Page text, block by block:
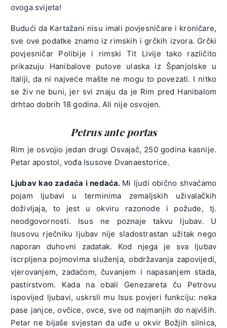
ovoga svijeta!
Budući da Kartažani nisu imali povjesničare i kroničare,
sve ove podatke znamo iz rimskih i grčkih izvora. Grčki
povjesničar Polibije i rimski Tit Livije tako različito
prikazuju Hanibalove putove ulaska iz Španjolske u
Italiji, da ni najveće mašte ne mogu to povezati. I nitko
se živ ne buni, jer svi znaju da je Rim pred Hanibalom
drhtao dobrih 18 godina. Ali nije osvojen.
Petrus ante portas
Rim je osvojio jedan drugi Osvajač, 250 godina kasnije.
Petar apostol, vođa Isusove Dvanaestorice.
Ljubav kao zadaća i nedaća. Mi ljudi obično shvaćamo
pojam ljubavi u terminima zemaljskih uživalačkih
doživljaja, to jest u okviru razonode i požude, tj.
neodgovornosti. Isus ne poznaje takvu ljubav. U
Isusovu rječniku ljubav nije sladostrastan užitak nego
naporan duhovni zadatak. Kod njega je sva ljubav
iscrpljena pojmovima služenja, obdržavanja zapovijedi,
vjerovanjem, zadaćom, čuvanjem i napasanjem stada,
pastirstvom. Kada na obali Genezareta ču Petrovu
ispovijed ljubavi, uskrsli mu Isus povjeri funkciju: neka
pase janjce, ovčice, ovce, sve od najmanjih do najviših.
Petar ne bijaše svjestan da uđe u okvir Božjih silnica,